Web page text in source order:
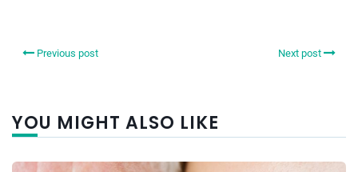
Previous post Next post
YOU MIGHT ALSO LIKE